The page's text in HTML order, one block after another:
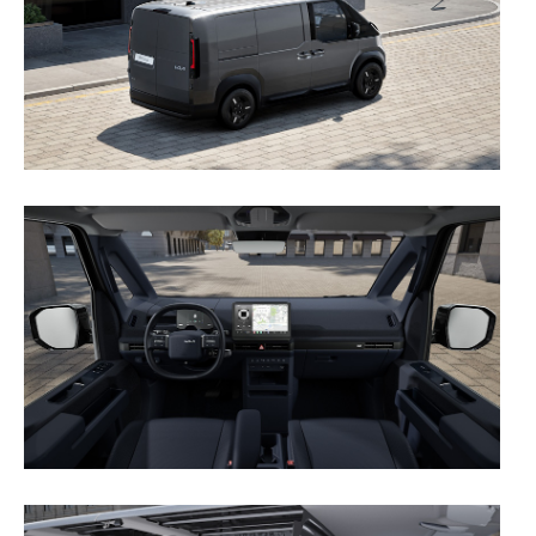
Realçamos que o bloqueio de certo tipo de Cookies e
tecnologias similares pode ter impacto na sua
experiência de navegação no Website e nos serviços
disponibilizados.
Consulte a política de cookies do site.